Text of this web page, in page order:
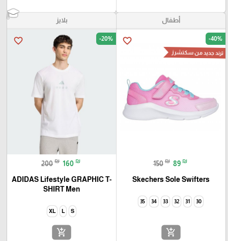
أطفال
favorite_border -40%
ترند جديد من سكتشرز
150 ₪ 89 ₪
Skechers Sole Swifters
30
31
32
33
34
35
add_shopping_cart
بلايز
favorite_border -20%
200 ₪ 160 ₪
ADIDAS Lifestyle GRAPHIC T-
SHIRT Men
S
L
XL
add_shopping_cart